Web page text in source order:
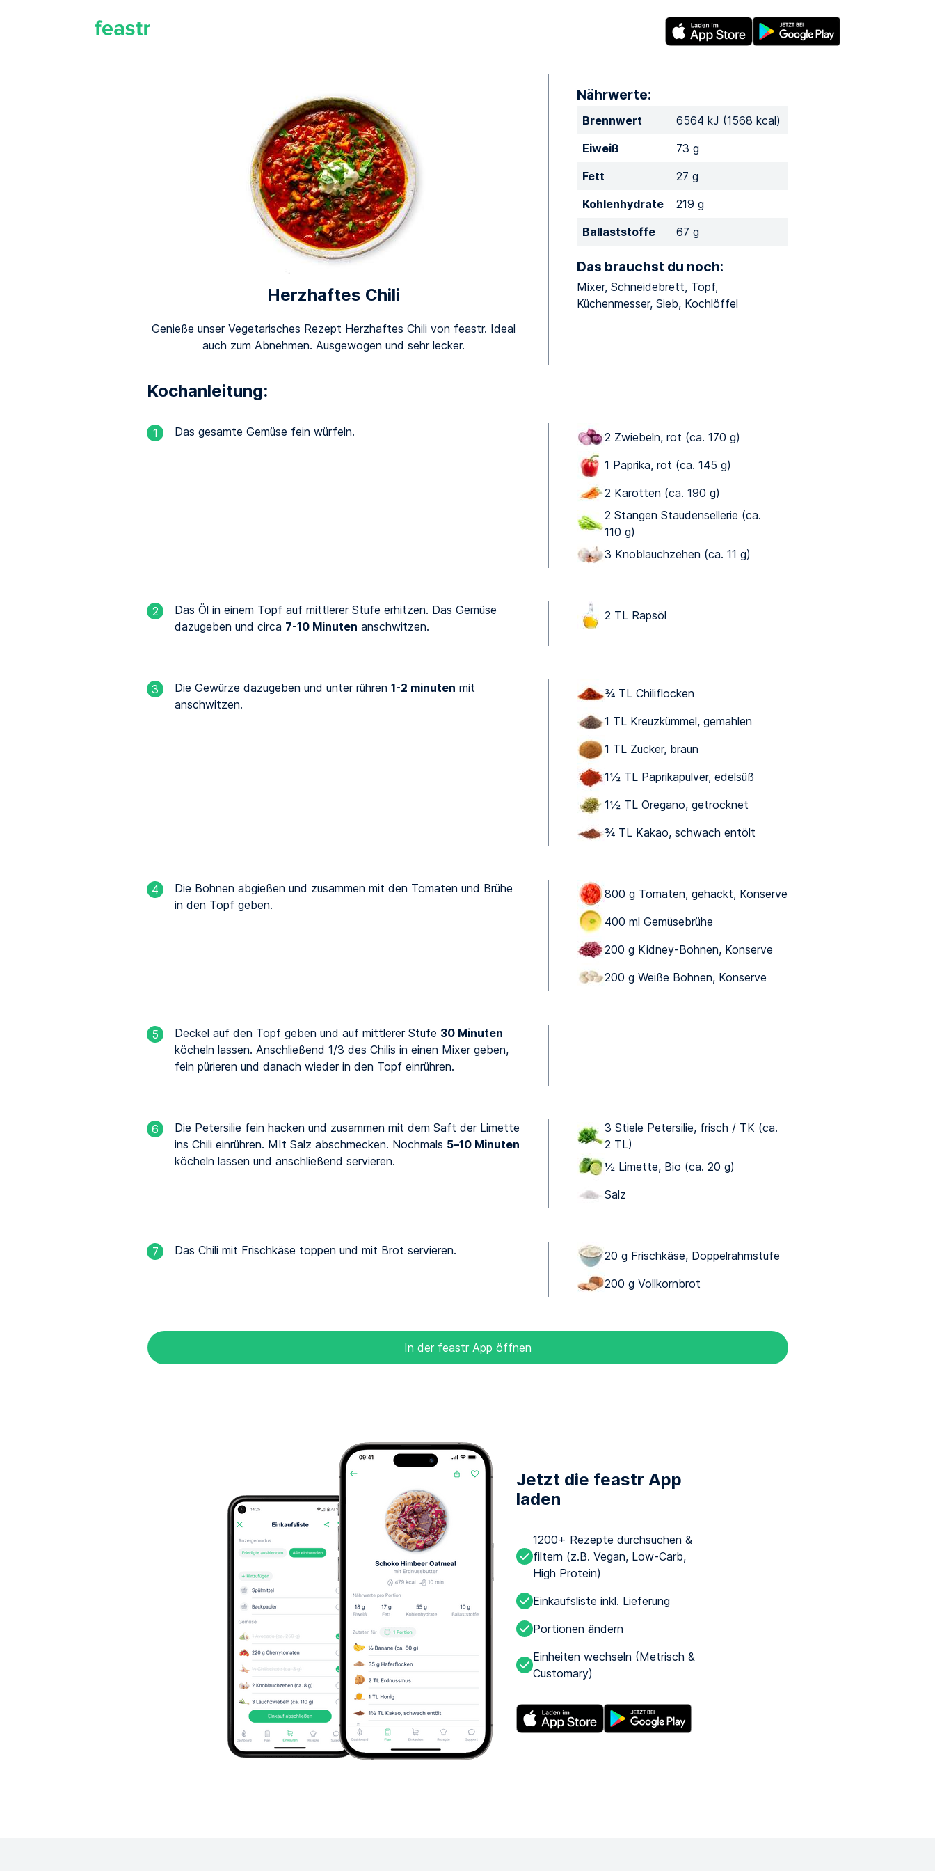
Herzhaftes Chili
Genieße unser Vegetarisches Rezept Herzhaftes Chili von feastr. Ideal
auch zum Abnehmen. Ausgewogen und sehr lecker.
Nährwerte:
Brennwert
6564 kJ (1568 kcal)
Eiweiß
73 g
Fett
27 g
Kohlenhydrate
219 g
Ballaststoffe
67 g
Das brauchst du noch:
Mixer, Schneidebrett, Topf,
Küchenmesser, Sieb, Kochlöffel
Kochanleitung:
1 Das gesamte Gemüse fein würfeln.
2 Zwiebeln, rot (ca. 170 g)
1 Paprika, rot (ca. 145 g)
2 Karotten (ca. 190 g)
2 Stangen Staudensellerie (ca.
110 g)
3 Knoblauchzehen (ca. 11 g)
2
Das Öl in einem Topf auf mittlerer Stufe erhitzen. Das Gemüse
dazugeben und circa 7-10 Minuten anschwitzen.
2 TL Rapsöl
3 Die Gewürze dazugeben und unter rühren1-2 minuten mit
anschwitzen.
¾ TL Chiliflocken
1 TL Kreuzkümmel, gemahlen
1 TL Zucker, braun
1 ⁠½ TL Paprikapulver, edelsüß
1 ⁠½ TL Oregano, getrocknet
¾ TL Kakao, schwach entölt
4
Die Bohnen abgießen und zusammen mit den Tomaten und Brühe
in den Topf geben.
800 g Tomaten, gehackt, Konserve
400 ml Gemüsebrühe
200 g Kidney-Bohnen, Konserve
200 g Weiße Bohnen, Konserve
5 Deckel auf den Topf geben und auf mittlerer Stufe 30 Minuten
köcheln lassen. Anschließend 1/3 des Chilis in einen Mixer geben,
fein pürieren und danach wieder in den Topf einrühren.
6
Die Petersilie fein hacken und zusammen mit dem Saft der Limette
ins Chili einrühren. MIt Salz abschmecken. Nochmals 5–10 Minuten
köcheln lassen und anschließend servieren.
3 Stiele Petersilie, frisch / TK (ca.
2 TL)
½ Limette, Bio (ca. 20 g)
Salz
7 Das Chili mit Frischkäse toppen und mit Brot servieren.
20 g Frischkäse, Doppelrahmstufe
200 g Vollkornbrot
In der feastr App öffnen
Jetzt die feastr App
laden
1200+ Rezepte durchsuchen &
filtern (z.B. Vegan, Low-Carb,
High Protein)
Einkaufsliste inkl. Lieferung
Portionen ändern
Einheiten wechseln (Metrisch &
Customary)